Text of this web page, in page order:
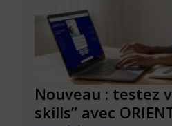
Nouveau : testez
skills” avec